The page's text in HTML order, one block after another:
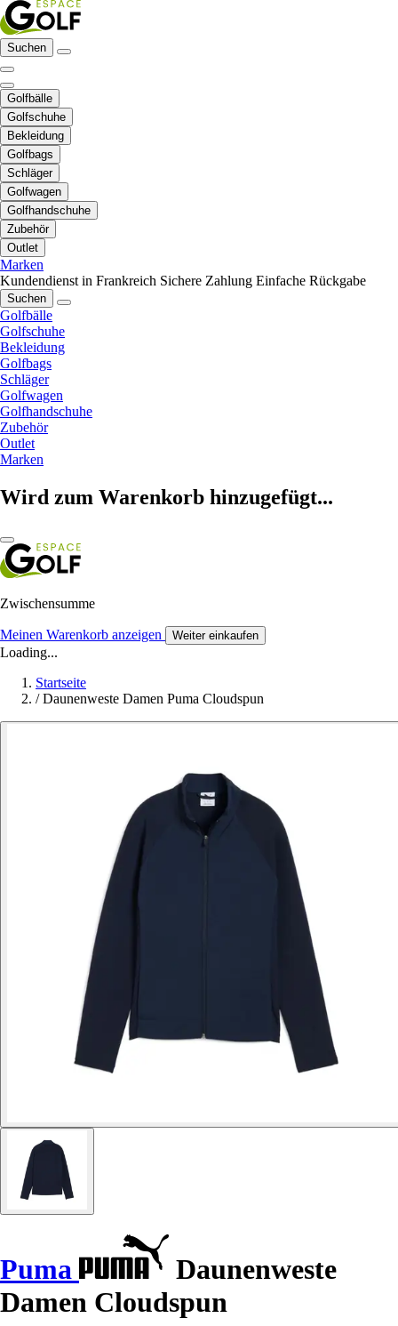
Suchen
Golfbälle
Golfschuhe
Bekleidung
Golfbags
Schläger
Golfwagen
Golfhandschuhe
Zubehör
Outlet
Marken
Kundendienst in Frankreich Sichere Zahlung Einfache Rückgabe
Suchen
Golfbälle
Golfschuhe
Bekleidung
Golfbags
Schläger
Golfwagen
Golfhandschuhe
Zubehör
Outlet
Marken
Wird zum Warenkorb hinzugefügt...
Zwischensumme
Meinen Warenkorb anzeigen Weiter einkaufen
Loading...
Startseite
/ Daunenweste Damen Puma Cloudspun
Puma
Daunenweste
Damen Cloudspun